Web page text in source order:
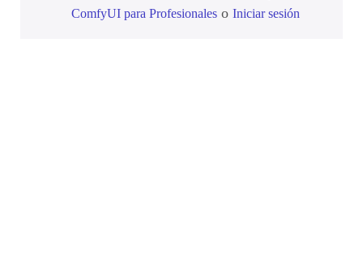
ComfyUI para Profesionales o Iniciar sesión